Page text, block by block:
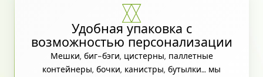
Удобная упаковка с
возможностью персонализации
Мешки, биг-бэги, цистерны, паллетные
контейнеры, бочки, канистры, бутылки… мы